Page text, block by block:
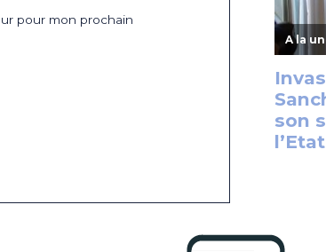
pour mon prochain